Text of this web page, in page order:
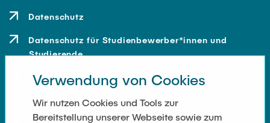
Datenschutz
Datenschutz für Studienbewerber*innen und
Studierende
Kontakt
Anfahrt
Verwendung von Cookies
Wir nutzen Cookies und Tools zur
Bereitstellung unserer Webseite sowie zum